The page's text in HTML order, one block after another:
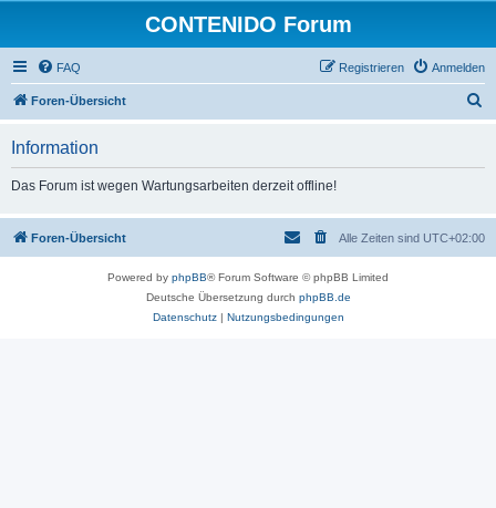
CONTENIDO Forum
FAQ Anmelden
Registrieren
Foren-Übersicht
Information
Das Forum ist wegen Wartungsarbeiten derzeit offline!
Foren-Übersicht Alle Zeiten sind UTC+02:00
Powered by phpBB® Forum Software © phpBB Limited
Deutsche Übersetzung durch phpBB.de
Datenschutz| Nutzungsbedingungen